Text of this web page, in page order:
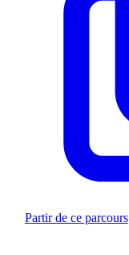
Partir de ce parcours